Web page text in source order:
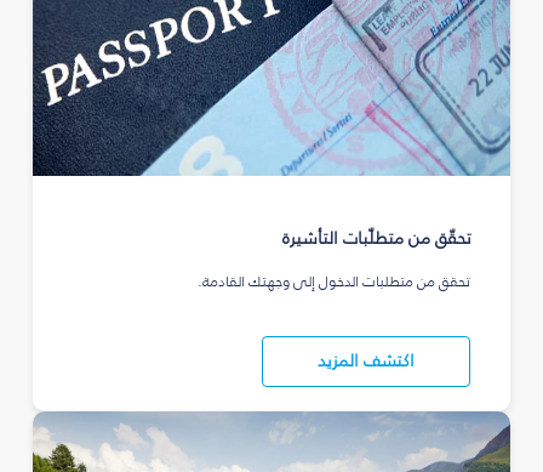
تحقّق من متطلّبات التأشيرة
تحقق من متطلبات الدخول إلى وجهتك القادمة.
اكتشف المزيد